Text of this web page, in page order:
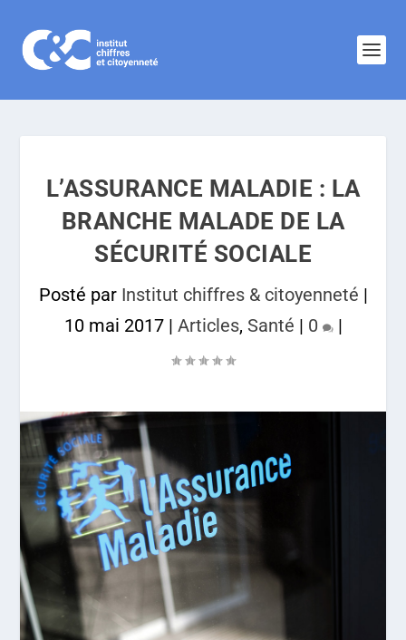
L’ASSURANCE MALADIE : LA
BRANCHE MALADE DE LA
SÉCURITÉ SOCIALE
Posté par Institut chiffres & citoyenneté |
10 mai 2017 | Articles, Santé | 0 |